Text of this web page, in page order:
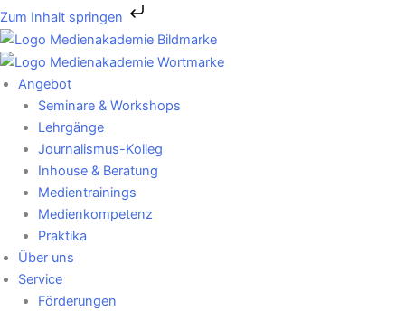
Zum Inhalt springen
Zum
Inhalt
springen
Angebot
Seminare & Workshops
Lehrgänge
Journalismus-Kolleg
Inhouse & Beratung
Medientrainings
Medienkompetenz
Praktika
Über uns
Service
Förderungen